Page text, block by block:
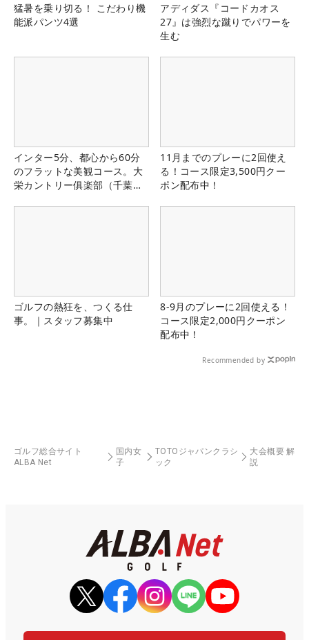
猛暑を乗り切る！ こだわり機
能派パンツ4選
アディダス『コードカオス
27』は強烈な蹴りでパワーを
生む
インター5分、都心から60分
のフラットな美観コース。大
栄カントリー俱楽部（千葉
11月までのプレーに2回使え
る！コース限定3,500円クー
ポン配布中！
ゴルフの熱狂を、つくる仕
事。｜スタッフ募集中
8-9月のプレーに2回使える！
コース限定2,000円クーポン
配布中！
Recommended by
ゴルフ総合サイト
ALBA Net
国内女
子
TOTOジャパンクラシ
ック
大会概要 解
説